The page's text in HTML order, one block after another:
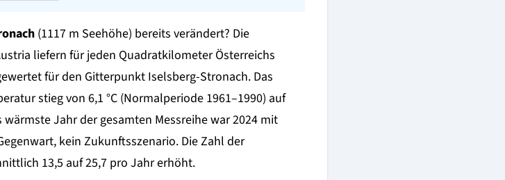
(1117 m Seehöhe) bereits verändert? Die
liefern für jeden Quadratkilometer Österreichs
für den Gitterpunkt Iselsberg-Stronach. Das
stieg von 6,1 °C (Normalperiode 1961–1990) auf
wärmste Jahr der gesamten Messreihe war 2024 mit
kein Zukunftsszenario. Die Zahl der
13,5 auf 25,7 pro Jahr erhöht.